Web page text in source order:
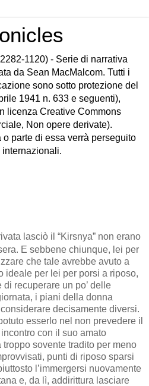
1120) - Serie di narrativa
da Sean MacMalcom. Tutti i
sono sotto protezione del
1941 n. 633 e seguenti),
licenza Creative Commons
Non opere derivate).
parte di essa verrà perseguito
lasciò il “Kirsnya” non erano
E sebbene chiunque, lei per
che tale avrebbe avuto a
ideale per lei per porsi a riposo,
recuperare un po’ delle
i piani della donna
decisamente diversi.
esserlo nel non prevedere il
con il suo amato
sovente tradito per meno
punti di riposo sparsi
l’immergersi nuovamente
e, da lì, addirittura lasciare